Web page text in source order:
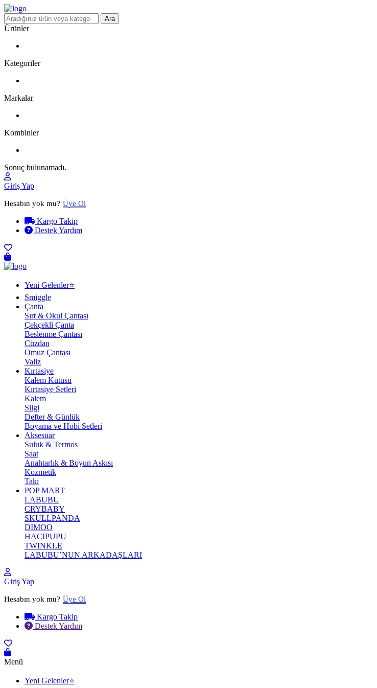
Ara
Ürünler
Kategoriler
Markalar
Kombinler
Sonuç bulunamadı.
Giriş Yap
Hesabın yok mu? Üye Ol
Kargo Takip
Destek Yardım
Yeni Gelenler⭐
Smiggle
Çanta
Sırt & Okul Çantası
Çekçekli Çanta
Beslenme Çantası
Cüzdan
Omuz Çantası
Valiz
Kırtasiye
Kalem Kutusu
Kırtasiye Setleri
Kalem
Silgi
Defter & Günlük
Boyama ve Hobi Setleri
Aksesuar
Suluk & Termos
Saat
Anahtarlık & Boyun Askısı
Kozmetik
Takı
POP MART
LABUBU
CRYBABY
SKULLPANDA
DIMOO
HACIPUPU
TWINKLE
LABUBU’NUN ARKADAŞLARI
Giriş Yap
Hesabın yok mu? Üye Ol
Kargo Takip
Destek Yardım
Menü
Yeni Gelenler⭐